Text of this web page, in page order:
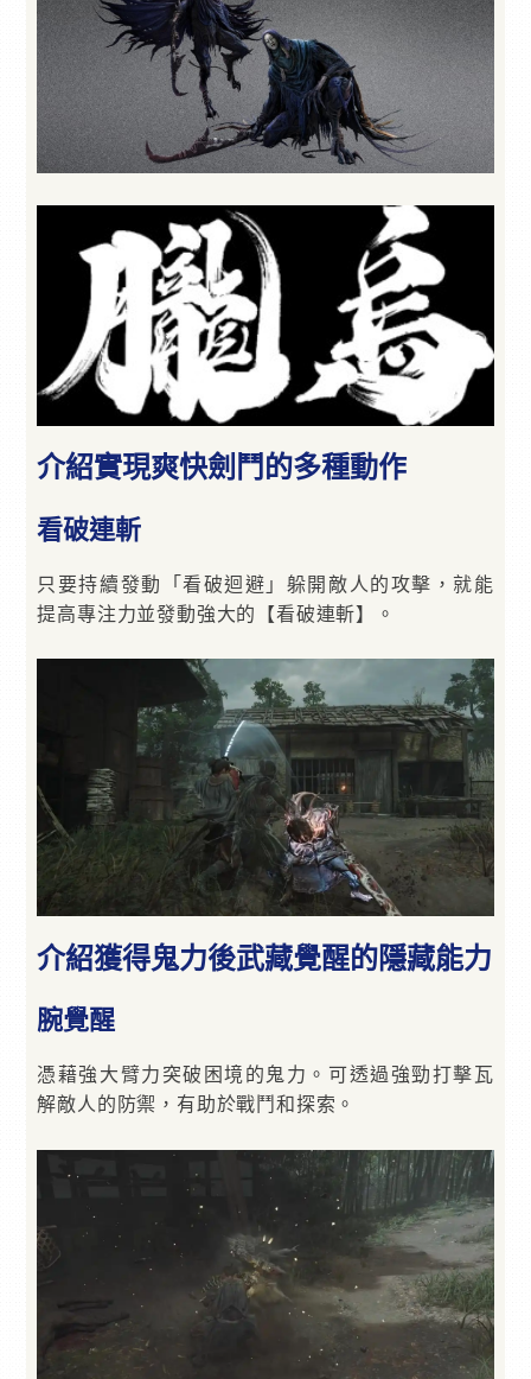
介紹實現爽快劍鬥的多種動作
看破連斬
只要持續發動「看破迴避」躲開敵人的攻擊，就能
提高專注力並發動強大的【看破連斬】。
介紹獲得鬼力後武藏覺醒的隱藏能力
腕覺醒
憑藉強大臂力突破困境的鬼力。可透過強勁打擊瓦
解敵人的防禦，有助於戰鬥和探索。